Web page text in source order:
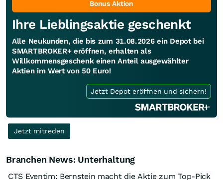
gesetzlich vertreten durch den Vorstand Herrn Oliver
Grodowski, Bernkasteler Straße 10, 53175 Bonn und Herrn
Peter Marc Rudolf Lauterbach, Am Klausenberg 1, 51109 Köln
Verfahrensbevollmächtigte: Rechtsanwälte Rödl GmbH
Rechtsanwaltsgesellschaft Steuerberatungsgesellschaft, Im
Zollhafen 18, 50678 Köln wird die Anordnung der
Eigenverwaltung auf Antrag der Gläubigerversammlung vom
30.07.2025 aufgehoben, § 272 Abs. 1 Nr. 1 InsO. Zum
104/25
KölnSPORTTOTAL
AG
41998
Siehe www.insolvenzbekanntmachungen.de
Bonus Aktion
Ihre Lieblingsaktie geschenkt
Alle Neukunden, die bis zum 31.08.2026 ein Depot bei
SMARTBROKER+ eröffnen, erhalten als
Willkommensgeschenk einen Anteil ausgewählter
Aktien im Wert von 50 Euro!
Jetzt Depot eröffnen und sichern!
Jetzt mitreden
Branchen News: Unterhaltung
CTS Eventim: Bernstein macht die Aktie zum Top-Pick